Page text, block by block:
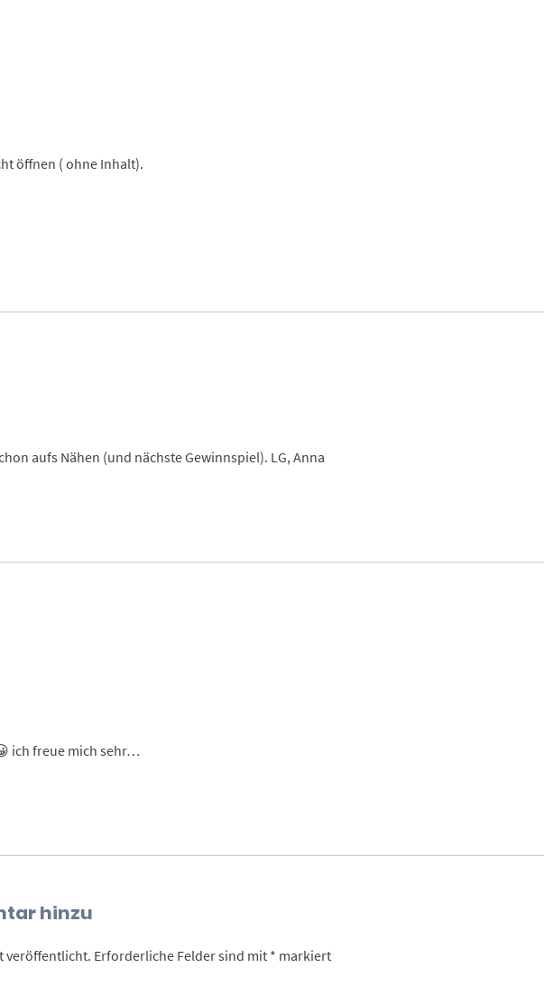
öffnen ( ohne Inhalt).
aufs Nähen (und nächste Gewinnspiel). LG, Anna
ich freue mich sehr…
hinzu
veröffentlicht. Erforderliche Felder sind mit * markiert